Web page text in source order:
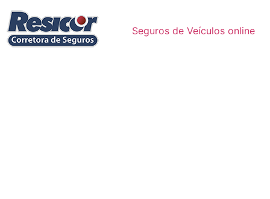
Seguros de Veículos online